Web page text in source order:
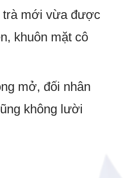
trà mới vừa được
khuôn mặt cô
mở, đối nhân
không lười